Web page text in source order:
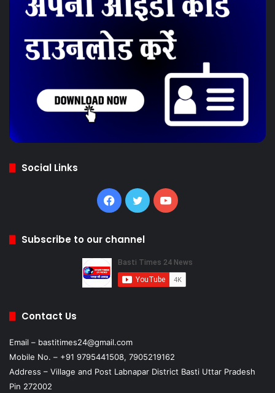
Social Links
Facebook
TwitterYouTube
Subscribe to our channel
Contact Us
Email – bastitimes24@gmail.com
Mobile No. – +91 9795441508, 7905219162
Address – Village and Post Labnapar District Basti Uttar Pradesh
Pin 272002